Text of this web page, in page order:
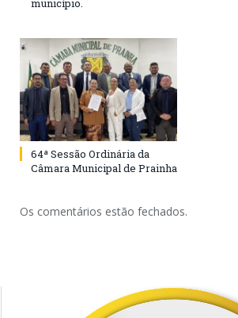
município.
64ª Sessão Ordinária da
Câmara Municipal de Prainha
Os comentários estão fechados.